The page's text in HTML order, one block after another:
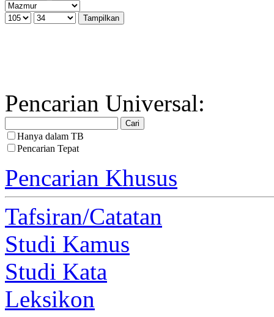
Pencarian Universal:
Hanya dalam TB
Pencarian Tepat
Pencarian Khusus
Tafsiran/Catatan
Studi Kamus
Studi Kata
Leksikon